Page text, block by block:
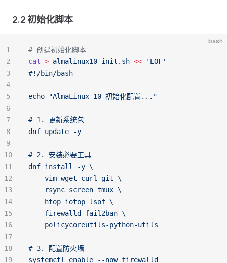
2.2 初始化脚本
bash
# 创建初始化脚本
cat > almalinux10_init.sh << 'EOF'
#!/bin/bash
echo "AlmaLinux 10 初始化配置..."
# 1. 更新系统包
dnf update -y
# 2. 安装必要工具
dnf install -y \
    vim wget curl git \
    rsync screen tmux \
    htop iotop lsof \
    firewalld fail2ban \
    policycoreutils-python-utils
# 3. 配置防火墙
systemctl enable --now firewalld
1
2
3
4
5
6
7
8
9
10
11
12
13
14
15
16
17
18
19